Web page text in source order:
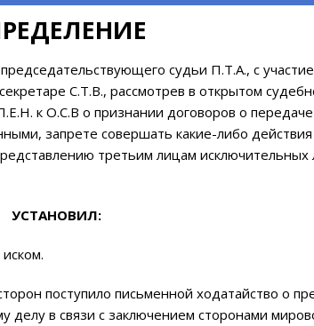
судьи П.Т.А., с
С.Т.В., рассмотрев в открытом
к О.С.В о признании договоров о
запрете совершать какие-либо действия
третьим лицам исключительных
УСТАНОВИЛ:
поступило письменной ходатайство о
делу в связи с заключением сторонами